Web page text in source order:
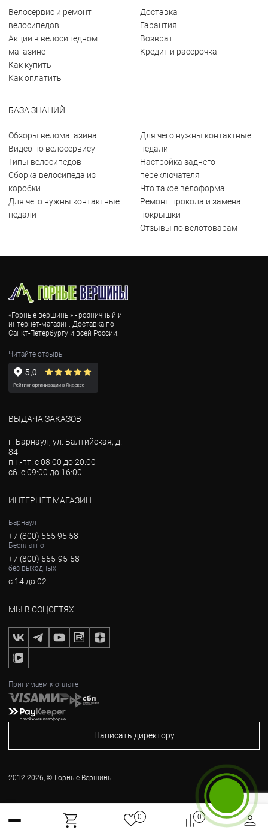
Велосервис и ремонт
велосипедов
Акции в велосипедном
магазине
Как купить
Как оплатить
Доставка
Гарантия
Возврат
Кредит и рассрочка
БАЗА ЗНАНИЙ
Обзоры веломагазина
Видео по велосервису
Типы велосипедов
Сборка велосипеда из
коробки
Для чего нужны контактные
педали
Для чего нужны контактные
педали
Настройка заднего
переключателя
Что такое велоформа
Ремонт прокола и замена
покрышки
Отзывы по велотоварам
«Горные вершины» - розничный и
интернет-магазин. Доставка по
Санкт-Петербургу и всей России.
Читайте отзывы
ВЫДАЧА ЗАКАЗОВ
г. Барнаул, ул. Балтийская, д.
84
пн.-пт. с 08:00 до 20:00
сб. с 09:00 до 16:00
ИНТЕРНЕТ МАГАЗИН
Барнаул
+7 (800) 555 95 58
Бесплатно
+7 (800) 555-95-58
без выходных
с 14 до 02
МЫ В СОЦСЕТЯХ
Принимаем к оплате
Написать директору
2012-2026, © Горные Вершины
0 0
Бесплатный звонок